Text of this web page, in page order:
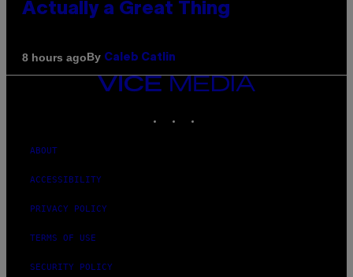
Actually a Great Thing
8 hours agoBy Caleb Catlin
VICE
ABOUT
ACCESSIBILITY
PRIVACY POLICY
TERMS OF USE
SECURITY POLICY